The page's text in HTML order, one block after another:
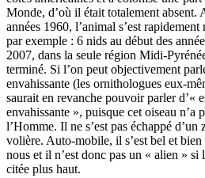
Monde, d’où il était totalement absent.
années 1960, l’animal s’est
par exemple : 6 nids au début des
2007, dans la seule région Midi-
terminé. Si l’on peut objectivement
envahissante (les ornithologues eux-
saurait en revanche pouvoir parler d’«
envahissante », puisque cet oiseau n’a
l’Homme. Il ne s’est pas échappé d’un
volière. Auto-mobile, il s’est bel et bien
nous et il n’est donc pas un « alien » si
citée plus haut.